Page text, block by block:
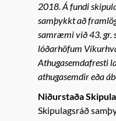
2018. Á fundi
samþykkt að
samræmi við 43. gr.
lóðarhöfum
Athugasemdafresti
athugasemdir eða
Niðurstaða
Skipulagsráð